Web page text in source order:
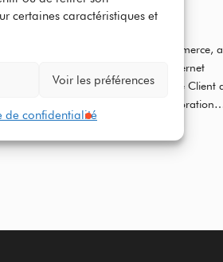
certaines caractéristiques et
Voir les préférences
de confidentialité
AZ, prestataire en logistique e-commerce,
la gestion des commandes sur Internet
avec le Responsable Expérience Client
lourd de l’ameublement et de la décoration
explique pourquoi l’entreprise a choisi